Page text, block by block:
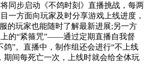
同步启动《不鸽时刻》直播挑战，每两
一方面向玩家及时分享游戏上线进度，
的玩家也能随时了解最新进展;另一方
的“紧箍咒”——通过定期直播自我督
鸽”。直播中，制作组还会进行“不上线
期间每死亡一次，上线时就会给全体玩